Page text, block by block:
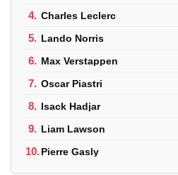
4. Charles Leclerc
5. Lando Norris
6. Max Verstappen
7. Oscar Piastri
8. Isack Hadjar
9. Liam Lawson
10.Pierre Gasly